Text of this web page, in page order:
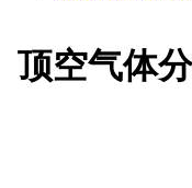
顶空气体